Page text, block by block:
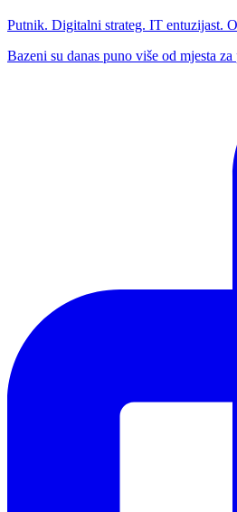
Putnik. Digitalni strateg. IT entuzijast.
Bazeni su danas puno više od mjesta